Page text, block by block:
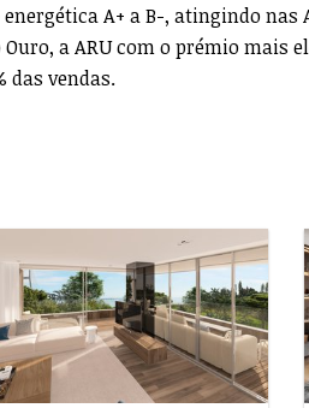
A+ a B-, atingindo nas
a ARU com o prémio mais
das vendas.